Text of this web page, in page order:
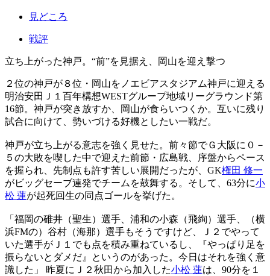
見どころ
戦評
立ち上がった神戸。“前”を見据え、岡山を迎え撃つ
２位の神戸が８位・岡山をノエビアスタジアム神戸に迎える
明治安田Ｊ１百年構想WESTグループ地域リーグラウンド第
16節。神戸が突き放すか、岡山が食らいつくか。互いに残り
試合に向けて、勢いづける好機としたい一戦だ。
神戸が立ち上がる意志を強く見せた。前々節でＧ大阪に０－
５の大敗を喫した中で迎えた前節・広島戦、序盤からペース
を握られ、先制点も許す苦しい展開だったが、GK権田 修一
がビッグセーブ連発でチームを鼓舞する。そして、63分に小
松 蓮が起死回生の同点ゴールを挙げた。
「福岡の碓井（聖生）選手、浦和の小森（飛絢）選手、（横
浜FMの）谷村（海那）選手もそうですけど、Ｊ２でやって
いた選手がＪ１でも点を積み重ねているし、『やっぱり足を
振らないとダメだ』というのがあった。今日はそれを強く意
識した」 昨夏にＪ２秋田から加入した小松 蓮は、90分を１